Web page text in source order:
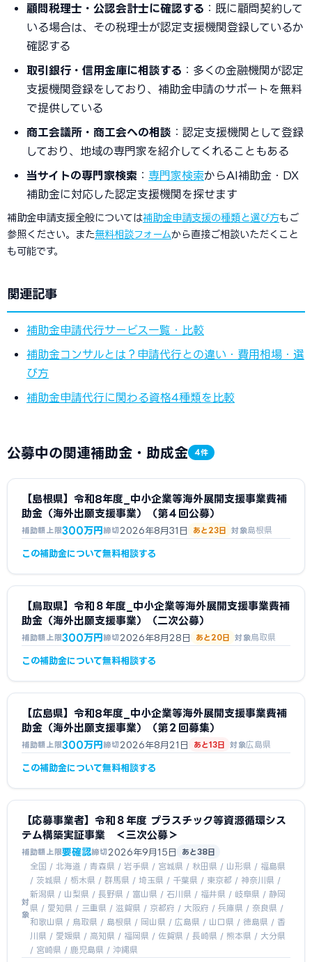
顧問税理士・公認会計士に確認する ：既に顧問契約して
いる場合は、その税理士が認定支援機関登録しているか
確認する
取引銀行・信用金庫に相談する ：多くの金融機関が認定
支援機関登録をしており、補助金申請のサポートを無料
で提供している
商工会議所・商工会への相談 ：認定支援機関として登録
しており、地域の専門家を紹介してくれることもある
当サイトの専門家検索 ： 専門家検索からAI補助金・DX
補助金に対応した認定支援機関を探せます
補助金申請支援全般については補助金申請支援の種類と選び方もご
参照ください。また無料相談フォームから直接ご相談いただくこと
も可能です。
関連記事
補助金申請代行サービス一覧・比較
補助金コンサルとは？申請代行との違い・費用相場・選
び方
補助金申請代行に関わる資格4種類を比較
公募中の関連補助金・助成金 4件
【島根県】令和8年度_中小企業等海外展開支援事業費補
助金（海外出願支援事業）（第４回公募）
補助額上限300万円締切 2026年8月31日 あと23日 対象島根県
この補助金について無料相談する
【鳥取県】令和８年度_中小企業等海外展開支援事業費補
助金（海外出願支援事業）（二次公募）
補助額上限300万円締切 2026年8月28日 あと20日 対象鳥取県
この補助金について無料相談する
【広島県】令和8年度_中小企業等海外展開支援事業費補
助金（海外出願支援事業）（第２回募集）
補助額上限300万円締切 2026年8月21日 あと13日 対象広島県
この補助金について無料相談する
【応募事業者】令和８年度 プラスチック等資源循環シス
テム構築実証事業 ＜三次公募＞
補助額上限要確認締切 2026年9月15日 あと38日
対
象
全国 / 北海道 / 青森県 / 岩手県 / 宮城県 / 秋田県 / 山形県 / 福島県
/ 茨城県 / 栃木県 / 群馬県 / 埼玉県 / 千葉県 / 東京都 / 神奈川県 /
新潟県 / 山梨県 / 長野県 / 富山県 / 石川県 / 福井県 / 岐阜県 / 静岡
県 / 愛知県 / 三重県 / 滋賀県 / 京都府 / 大阪府 / 兵庫県 / 奈良県 /
和歌山県 / 鳥取県 / 島根県 / 岡山県 / 広島県 / 山口県 / 徳島県 / 香
川県 / 愛媛県 / 高知県 / 福岡県 / 佐賀県 / 長崎県 / 熊本県 / 大分県
/ 宮崎県 / 鹿児島県 / 沖縄県